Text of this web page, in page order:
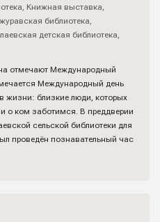
, Книжная выставка,
библиотека,
детская библиотека,
отмечают Международный
Международный день
жизни: близкие люди, которых
о ком заботимся. В преддверии
сельской библиотеки для
проведён познавательный час